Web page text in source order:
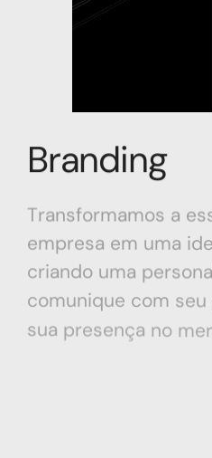
Branding
Transformamos a
empresa em uma
criando uma
comunique com seu
sua presença no